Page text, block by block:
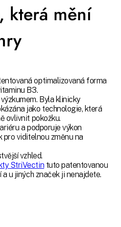
která mění
optimalizovaná forma
B3.
Byla klinicky
jako technologie, která
ovlivnit pokožku.
a podporuje výkon
pro viditelnou změnu na
vzhled.
StriVectin tuto patentovanou
u jiných značek ji nenajdete.